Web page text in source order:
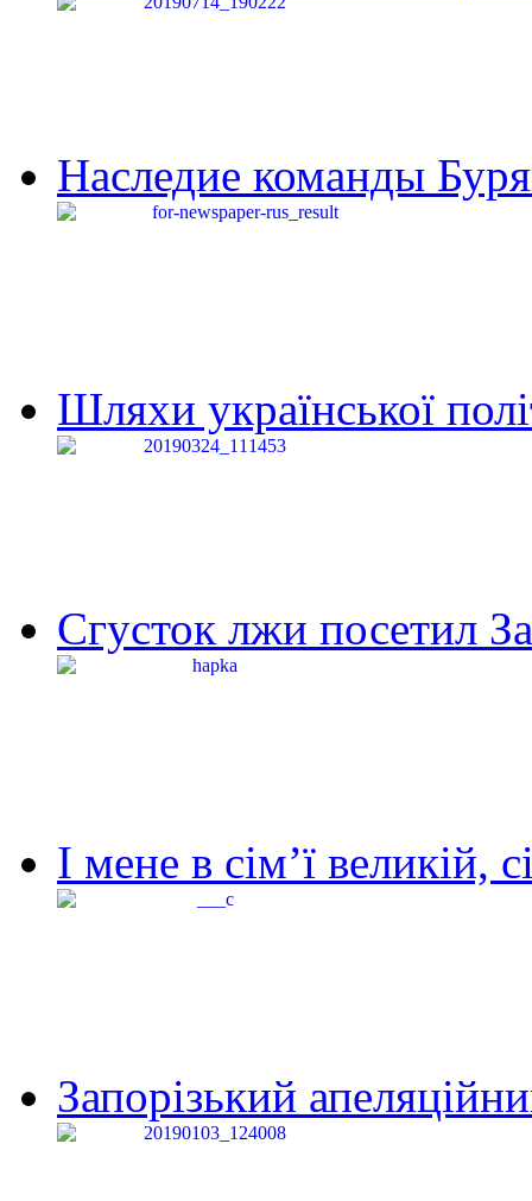
Наследие команды
Шляхи української
Сгусток лжи посетил
І мене в сім’ї великій,
Запорізький